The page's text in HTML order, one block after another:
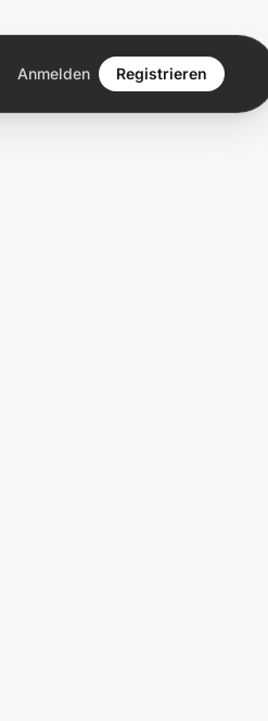
Anmelden Registrieren